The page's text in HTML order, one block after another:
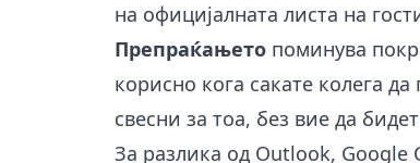
на официјалната листа на
Препраќањето поминува
корисно кога сакате колега
свесни за тоа, без вие да
За разлика од Outlook, Google